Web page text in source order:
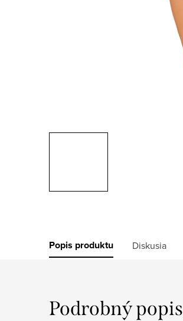
Popis produktu Diskusia
Podrobný popis